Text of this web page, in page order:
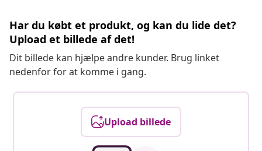
Har du købt et produkt, og kan du lide det?
Upload et billede af det!
Dit billede kan hjælpe andre kunder. Brug linket
nedenfor for at komme i gang.
Upload billede